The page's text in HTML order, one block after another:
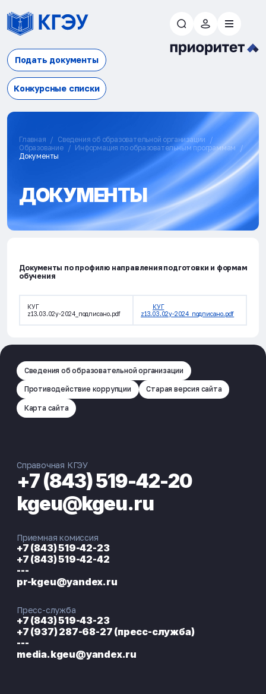
Подать документы
Конкурсные списки
Главная
Сведения об образовательной организации
Образование
Информация по образовательным программам
Документы
ДОКУМЕНТЫ
Документы по профилю направления подготовки и формам
обучения
КУГ
z13.03.02у-2024_подписано.pdf
КУГ
z13.03.02у-2024_подписано.pdf
Сведения об образовательной организации
Противодействие коррупции Старая версия сайта
Карта сайта
Справочная КГЭУ
+7 (843) 519-42-20
kgeu@kgeu.ru
Приемная комиссия
+7 (843) 519-42-23
+7 (843) 519-42-42
---
pr-kgeu@yandex.ru
Пресс-служба
+7 (843) 519-43-23
+7 (937) 287-68-27 (пресс-служба)
---
media.kgeu@yandex.ru